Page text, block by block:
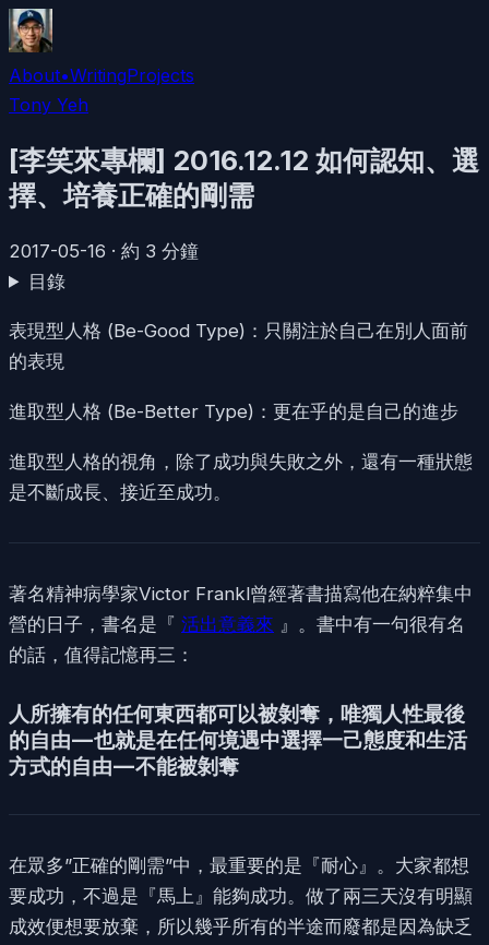
About•WritingProjects
Tony Yeh
[李笑來專欄] 2016.12.12 如何認知、選
擇、培養正確的剛需
2017-05-16 · 約 3 分鐘
目錄
表現型人格 (Be-Good Type)：只關注於自己在別人面前
的表現
進取型人格 (Be-Better Type)：更在乎的是自己的進步
進取型人格的視角，除了成功與失敗之外，還有一種狀態
是不斷成長、接近至成功。
著名精神病學家Victor Frankl曾經著書描寫他在納粹集中
營的日子，書名是『 活出意義來 』。書中有一句很有名
的話，值得記憶再三：
人所擁有的任何東西都可以被剝奪，唯獨人性最後
的自由 — 也就是在任何境遇中選擇一己態度和生活
方式的自由 — 不能被剝奪
在眾多”正確的剛需”中，最重要的是『耐心』。大家都想
要成功，不過是『馬上』能夠成功。做了兩三天沒有明顯
成效便想要放棄，所以幾乎所有的半途而廢都是因為缺乏